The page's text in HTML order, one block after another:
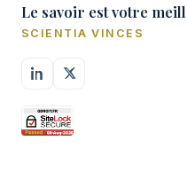
Le savoir est votre
SCIENTIA VINCES